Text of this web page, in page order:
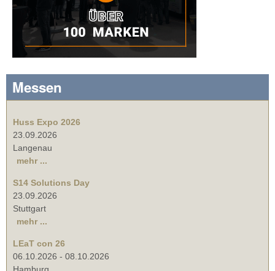
Messen
Huss Expo 2026
23.09.2026
Langenau
mehr ...
S14 Solutions Day
23.09.2026
Stuttgart
mehr ...
LEaT con 26
06.10.2026 - 08.10.2026